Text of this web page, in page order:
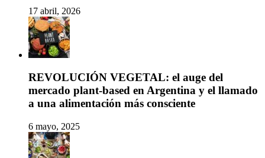
17 abril, 2026
REVOLUCIÓN VEGETAL: el auge del
mercado plant-based en Argentina y el llamado
a una alimentación más consciente
6 mayo, 2025